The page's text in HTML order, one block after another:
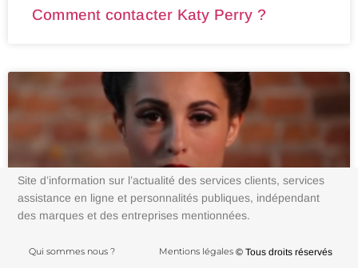
Comment contacter Katy Perry ?
Site d’information sur l’actualité des services clients, services
assistance en ligne et personnalités publiques, indépendant
des marques et des entreprises mentionnées.
Qui sommes nous ? Mentions légales © Tous droits réservés